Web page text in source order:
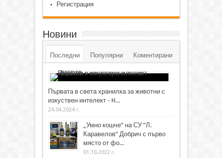
Регистрация
Новини
Последни Популярни Коментирани
Първата в света хранилка за животни с
изкуствен интелект - H...
24.04.2024 г.
„Умно кошче“ на СУ “Л.
Каравелов” Добрич с първо
място от фо...
01.10.2022 г.